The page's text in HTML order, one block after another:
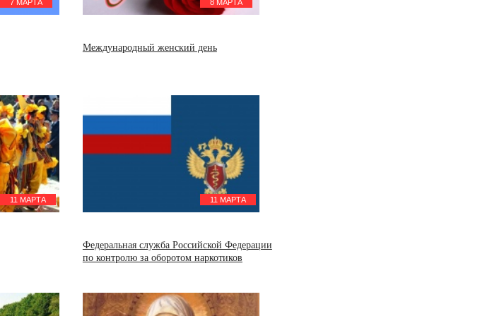
7 МАРТА 8 МАРТА
Международный женский день
11 МАРТА 11 МАРТА
Федеральная служба Российской Федерации
по контролю за оборотом наркотиков